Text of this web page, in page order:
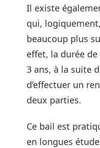
Il existe
qui,
beaucoup plus
effet, la durée
3 ans, à la suite
d’effectuer un
deux parties.
Ce bail est
en longues